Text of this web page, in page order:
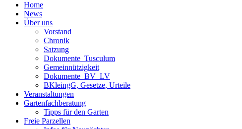
Home
News
Über uns
Vorstand
Chronik
Satzung
Dokumente_Tusculum
Gemeinnützigkeit
Dokumente_BV_LV
BKleingG, Gesetze, Urteile
Veranstaltungen
Gartenfachberatung
Tipps für den Garten
Freie Parzellen